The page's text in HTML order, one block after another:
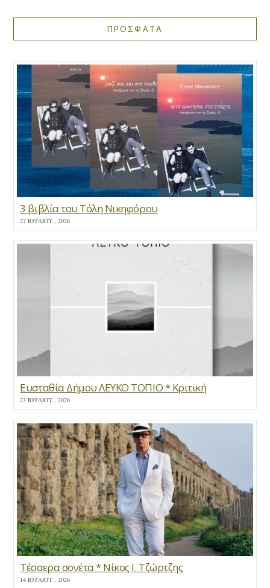
ΠΡΟΣΦΑΤΑ
3 βιβλία του Τόλη Νικηφόρου
27 ΙΟΥΛΊΟΥ , 2026
Ευσταθία Δήμου ΛΕΥΚΟ ΤΟΠΙΟ * Κριτική
23 ΙΟΥΛΊΟΥ , 2026
Τέσσερα σονέτα * Νίκος Ι. Τζώρτζης
14 ΙΟΥΛΊΟΥ , 2026